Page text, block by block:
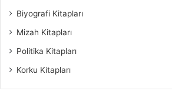
Biyografi Kitapları
Mizah Kitapları
Politika Kitapları
Korku Kitapları